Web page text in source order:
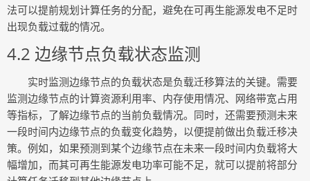
法可以提前规划计算任务的分配，避免在可再生能源发电不足时
出现负载过载的情况。
4.2 边缘节点负载状态监测
实时监测边缘节点的负载状态是负载迁移算法的关键。需要
监测边缘节点的计算资源利用率、内存使用情况、网络带宽占用
等指标，了解边缘节点的当前负载情况。同时，还需要预测未来
一段时间内边缘节点的负载变化趋势，以便提前做出负载迁移决
策。例如，如果预测到某个边缘节点在未来一段时间内负载将大
幅增加，而其可再生能源发电功率可能不足，就可以提前将部分